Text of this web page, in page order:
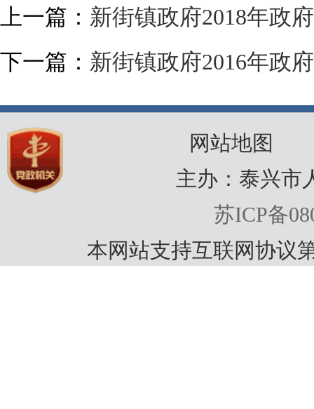
上一篇： 新街镇政府2018年政
下一篇： 新街镇政府2016年政
网站地图
主办：泰兴市
苏ICP备
本网站支持互联网协